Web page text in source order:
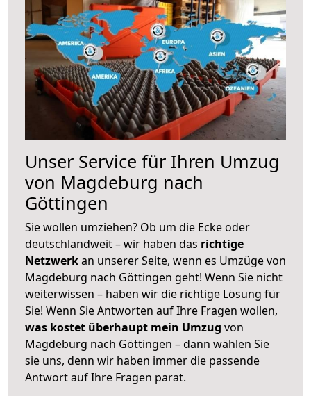
Unser Service für Ihren Umzug
von Magdeburg nach
Göttingen
Sie wollen umziehen? Ob um die Ecke oder
deutschlandweit – wir haben das richtige
Netzwerkan unserer Seite, wenn es Umzüge von
Magdeburg nach Göttingen geht! Wenn Sie nicht
weiterwissen – haben wir die richtige Lösung für
Sie! Wenn Sie Antworten auf Ihre Fragen wollen,
was kostet überhaupt mein Umzug von
Magdeburg nach Göttingen – dann wählen Sie
sie uns, denn wir haben immer die passende
Antwort auf Ihre Fragen parat.